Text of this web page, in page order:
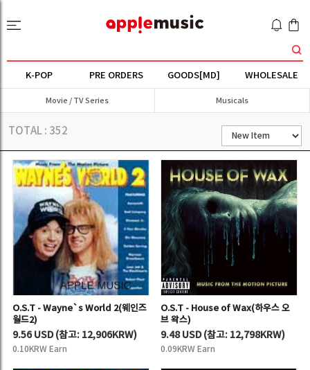
K-POP PRE ORDERS GOODS[MD] WHOLESALE
Movie / TV Series Musicals
TOTAL : 352
O.S.T - Wayne`s World 2(웨인즈
월드2)
9.56 USD(참고: 12,906KRW)
0.10KRW Earn
O.S.T - House of Wax(하우스 오
브 왁스)
9.48 USD(참고: 12,798KRW)
0.09KRW Earn